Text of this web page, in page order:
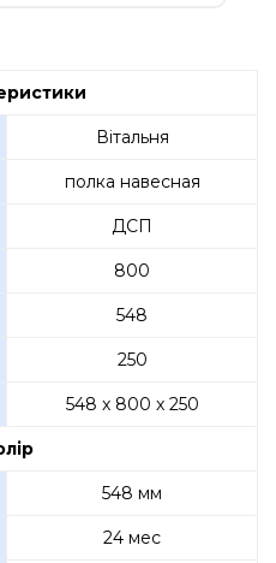
Вітальня
полка навесная
ДСП
800
548
250
548 x 800 x 250
548 мм
24 мес